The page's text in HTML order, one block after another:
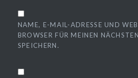
NAME, E-MAIL-ADRESSE UND
BROWSER FÜR MEINEN
SPEICHERN.